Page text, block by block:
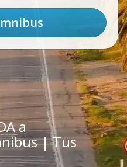
a
| Tus